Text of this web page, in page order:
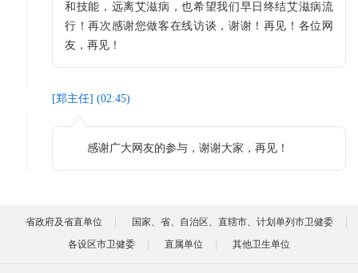
和技能，远离艾滋病，也希望我们早日终结艾滋病流
行！再次感谢您做客在线访谈，谢谢！再见！各位网
友，再见！
[郑主任] (02:45)
感谢广大网友的参与，谢谢大家，再见！
省政府及省直单位
国家、省、自治区、直辖市、计划单列市卫健委
各设区市卫健委
直属单位 其他卫生单位